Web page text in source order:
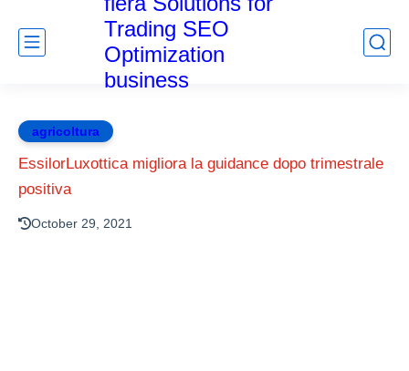
Trading SEO
Optimization
business
agricoltura
EssilorLuxottica migliora la guidance dopo trimestrale
positiva
October 29, 2021